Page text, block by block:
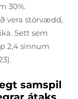
30%.
vera stórvædd,
Sett sem
2,4 sinnum
samspil